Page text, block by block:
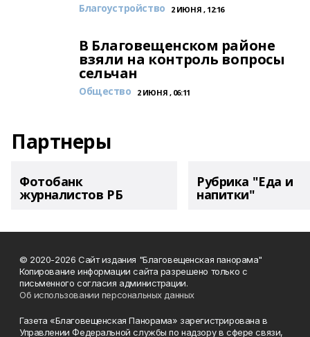
Благоустройство 2 ИЮНЯ , 12:16
В Благовещенском районе
взяли на контроль вопросы
сельчан
Общество 2 ИЮНЯ , 06:11
Партнеры
Фотобанк
журналистов РБ
Рубрика "Еда и
напитки"
© 2020-2026 Сайт издания "Благовещенская панорама"
Копирование информации сайта разрешено только с
письменного согласия администрации.
Об использовании персональных данных
Газета «Благовещенская Панорама» зарегистрирована в
Управлении Федеральной службы по надзору в сфере связи,